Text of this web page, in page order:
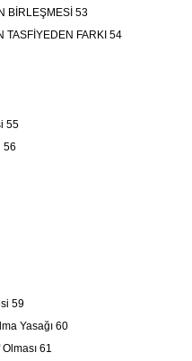
53
FARKI 54
55
56
59
Yasağı 60
61